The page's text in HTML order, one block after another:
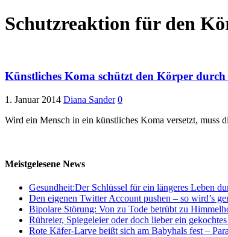
Schutzreaktion für den
Künstliches Koma schützt den Körper
1. Januar 2014 Diana Sander 0
Wird ein Mensch in ein künstliches Koma versetzt, muss
Meistgelesene News
Gesundheit:Der Schlüssel für ein längeres Leben
Den eigenen Twitter Account pushen – so wird’s
Bipolare Störung: Von zu Tode betrübt zu
Rühreier, Spiegeleier oder doch lieber ein
Rote Käfer-Larve beißt sich am Babyhals fest –